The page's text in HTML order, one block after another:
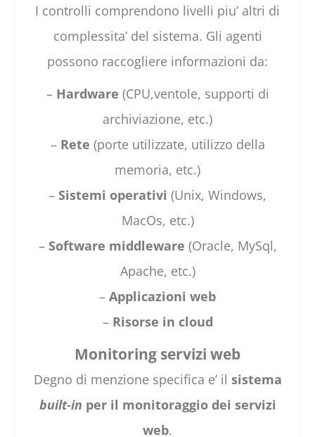
I controlli comprendono livelli piu’ altri di
complessita’ del sistema. Gli agenti
possono raccogliere informazioni da:
– Hardware (CPU,ventole, supporti di
archiviazione, etc.)
– Rete (porte utilizzate, utilizzo della
memoria, etc.)
– Sistemi operativi (Unix, Windows,
MacOs, etc.)
– Software middleware (Oracle, MySql,
Apache, etc.)
– Applicazioni web
– Risorse in cloud
Monitoring servizi web
Degno di menzione specifica e’ il sistema
built-in per il monitoraggio dei servizi
web.